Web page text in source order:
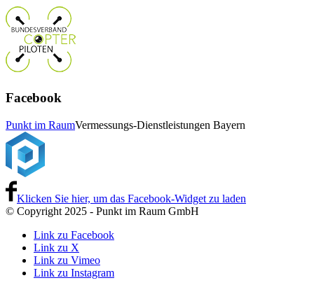
Facebook
Punkt im RaumVermessungs-Dienstleistungen Bayern
Klicken Sie hier, um das Facebook-Widget zu laden
© Copyright 2025 - Punkt im Raum GmbH
Link zu Facebook
Link zu X
Link zu Vimeo
Link zu Instagram